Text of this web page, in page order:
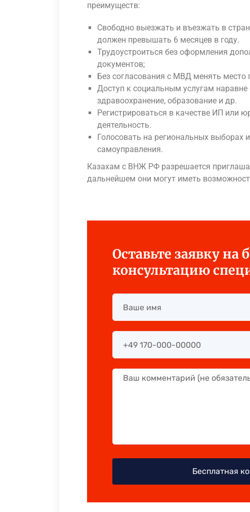
преимуществ:
Свободно выезжать и въезжать в
должен превышать 6 месяцев в году.
Трудоустроиться без оформления
документов;
Без согласования с МВД менять
Доступ к социальным услугам
здравоохранение, образование и др.
Регистрироваться в качестве ИП или
деятельность.
Голосовать на региональных
самоуправления.
Казахам с ВНЖ РФ разрешается
дальнейшем они могут иметь
Оставьте заявку на
консультацию